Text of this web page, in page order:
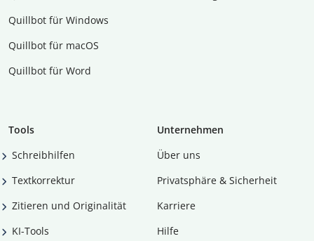
Quillbot für Windows
Quillbot für macOS
Quillbot für Word
Tools
Schreibhilfen
Textkorrektur
Zitieren und Originalität
KI-Tools
Unternehmen
Über uns
Privatsphäre & Sicherheit
Karriere
Hilfe